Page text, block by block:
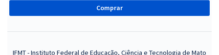
Comprar
IFMT - Instituto Federal de Educação, Ciência e Tecnologia de Mato